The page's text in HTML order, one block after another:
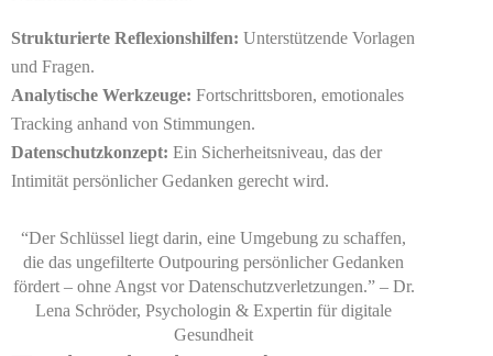
Strukturierte Reflexionshilfen: Unterstützende Vorlagen
und Fragen.
Analytische Werkzeuge: Fortschrittsboren, emotionales
Tracking anhand von Stimmungen.
Datenschutzkonzept: Ein Sicherheitsniveau, das der
Intimität persönlicher Gedanken gerecht wird.
“Der Schlüssel liegt darin, eine Umgebung zu schaffen,
die das ungefilterte Outpouring persönlicher Gedanken
fördert – ohne Angst vor Datenschutzverletzungen.” – Dr.
Lena Schröder, Psychologin & Expertin für digitale
Gesundheit